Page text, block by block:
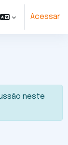
Acessar
neste